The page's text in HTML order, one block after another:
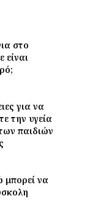
στο
είναι
για να
την υγεία
παιδιών
μπορεί να